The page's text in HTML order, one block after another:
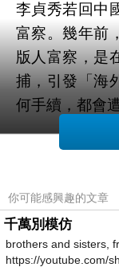
李貞秀若回中
富察。幾年前
版人富察，是
捕，引發「海
何手續，都會
筆者認為，富
陸配」與「親
證明的前者情
理任何手續。
你可能感興趣的文章
千萬別模仿
brothers and sisters,
https://youtube.com/